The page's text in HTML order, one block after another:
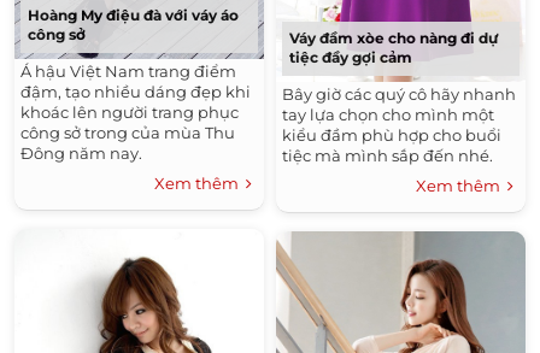
Áo Thun Nam Đẹp
Tóc Ngắn Ngang Vai Đẹp
Kiểu Tóc Nam Đẹp
Áo Sơ Mi Nữ Công Sở Đẹp Hàn Quốc 2016
Tóc Xoăn Đẹp
Đầm Đẹp - Váy Đẹp Công Sở Hàn Quốc 2016
Áo Sơ Mi Nam Đẹp
Tóc Tết Đẹp
Không Lạnh
Tóc Dài Đẹp
Những Kiểu Tóc Nam Đẹp
Tóc Uốn Xoăn Đẹp
Thời Trang Thu Đông Hàn Quốc 2015 - 2016
Hoàng My điệu đà với váy áo
công sở
Á hậu Việt Nam trang điểm
đậm, tạo nhiều dáng đẹp khi
khoác lên người trang phục
công sở trong của mùa Thu
Đông năm nay.
Xem thêm
Váy đầm xòe cho nàng đi dự
tiệc đầy gợi cảm
Bây giờ các quý cô hãy nhanh
tay lựa chọn cho mình một
kiểu đầm phù hợp cho buổi
tiệc mà mình sắp đến nhé.
Xem thêm